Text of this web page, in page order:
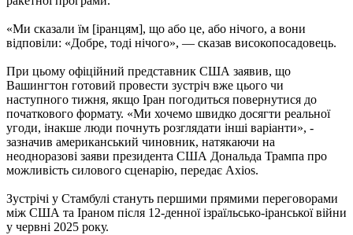
«Ми сказали їм [іранцям], що або це, або нічого, а вони
відповіли: «Добре, тоді нічого», — сказав високопосадовець.
При цьому офіційний представник США заявив, що
Вашингтон готовий провести зустріч вже цього чи
наступного тижня, якщо Іран погодиться повернутися до
початкового формату. «Ми хочемо швидко досягти реальної
угоди, інакше люди почнуть розглядати інші варіанти», -
зазначив американський чиновник, натякаючи на
неодноразові заяви президента США Дональда Трампа про
можливість силового сценарію, передає Axios.
Зустрічі у Стамбулі стануть першими прямими переговорами
між США та Іраном після 12-денної ізраїльсько-іранської війни
у червні 2025 року.